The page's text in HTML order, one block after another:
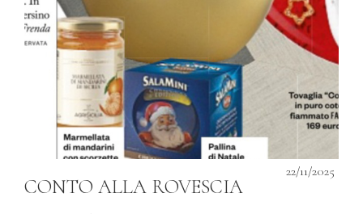
22/11/2025
CONTO ALLA ROVESCIA